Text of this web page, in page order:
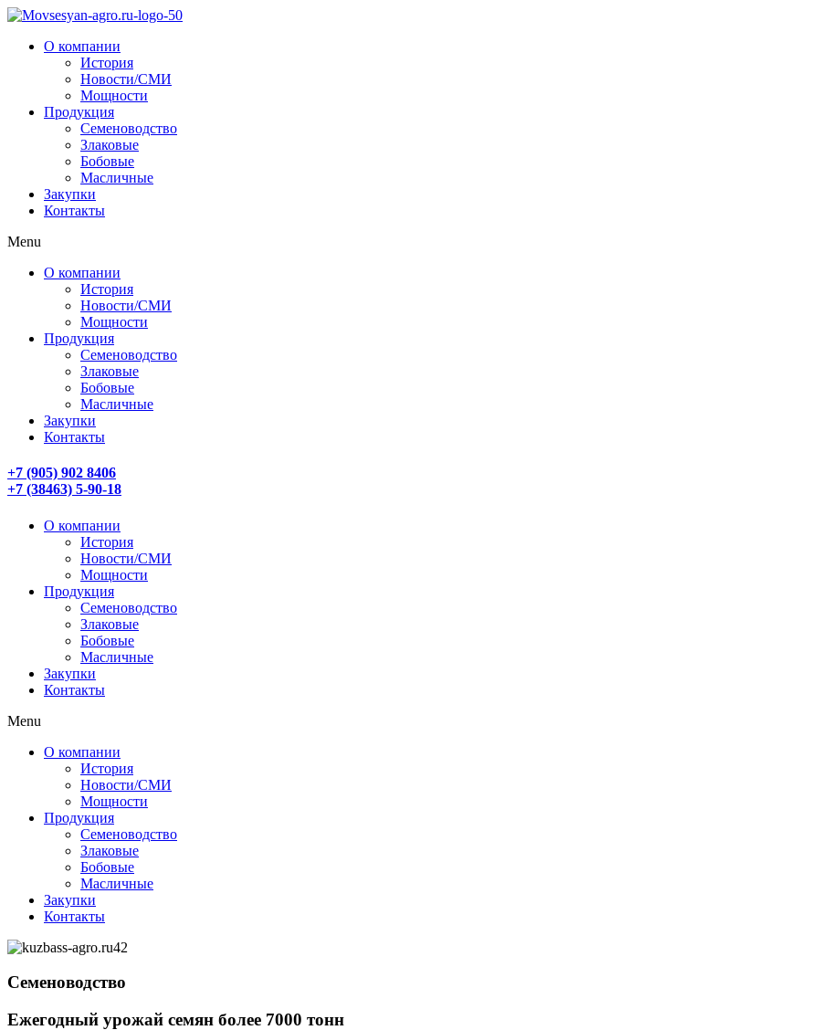
О компании
История
Новости/СМИ
Мощности
Продукция
Семеноводство
Злаковые
Бобовые
Масличные
Закупки
Контакты
Menu
О компании
История
Новости/СМИ
Мощности
Продукция
Семеноводство
Злаковые
Бобовые
Масличные
Закупки
Контакты
+7 (905) 902 8406
+7 (38463) 5-90-18
О компании
История
Новости/СМИ
Мощности
Продукция
Семеноводство
Злаковые
Бобовые
Масличные
Закупки
Контакты
Menu
О компании
История
Новости/СМИ
Мощности
Продукция
Семеноводство
Злаковые
Бобовые
Масличные
Закупки
Контакты
Семеноводство
Ежегодный урожай семян более 7000 тонн